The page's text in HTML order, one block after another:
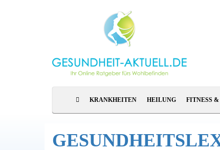
KRANKHEITEN HEILUNG FITNESS